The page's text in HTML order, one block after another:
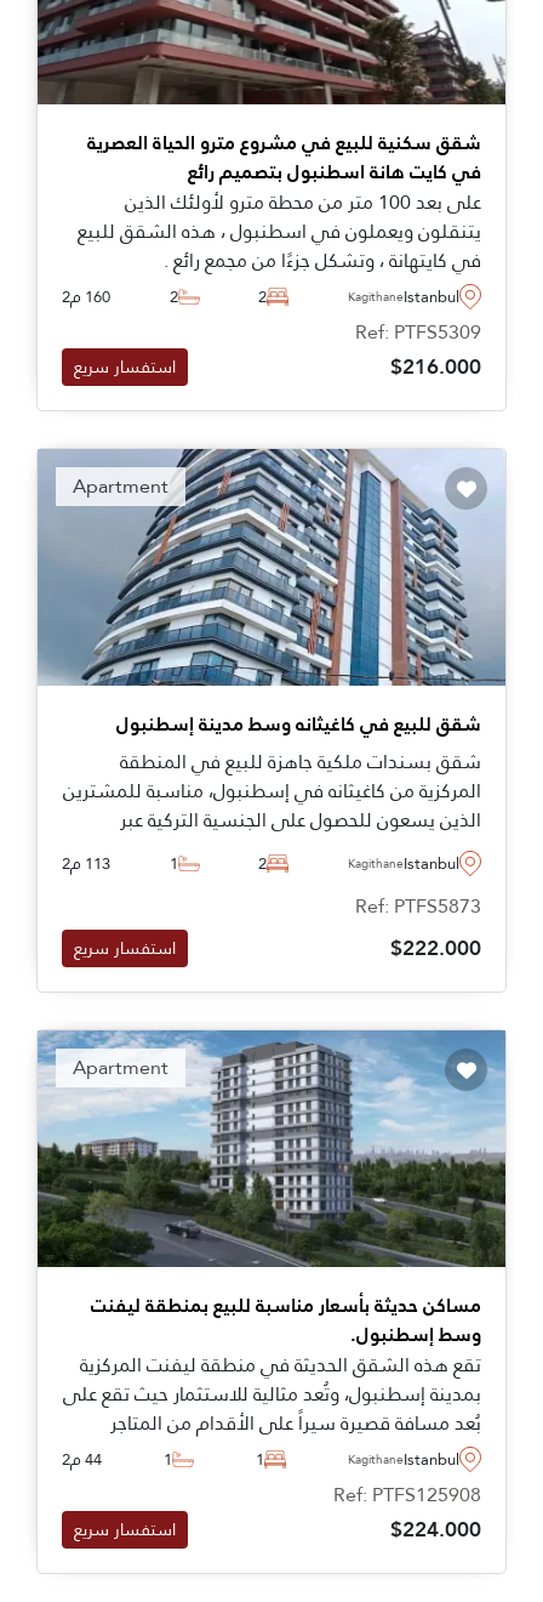
شقق سكنية للبيع في مشروع مترو الحياة العصرية
في كايت هانة اسطنبول بتصميم رائع
على بعد 100 متر من محطة مترو لأولئك الذين
يتنقلون ويعملون في اسطنبول ، هذه الشقق للبيع
في كايتهانة ، وتشكل جزءًا من مجمع رائع .
Istanbul
Kagithane
2
2 160 م2
Ref: PTFS5309
$216.000 استفسار سريع
Apartment
شقق للبيع في كاغيثانه وسط مدينة إسطنبول
شقق بسندات ملكية جاهزة للبيع في المنطقة
المركزية من كاغيثانه في إسطنبول، مناسبة للمشترين
الذين يسعون للحصول على الجنسية التركية عبر
الاستثمار وعلى بعد دقائق قليلة من وسائل النقل
والمرافق.
Istanbul
Kagithane
2
1 113 م2
Ref: PTFS5873
$222.000 استفسار سريع
Apartment
مساكن حديثة بأسعار مناسبة للبيع بمنطقة ليفنت
وسط إسطنبول.
تقع هذه الشقق الحديثة في منطقة ليفنت المركزية
بمدينة إسطنبول، وتُعد مثالية للاستثمار حيث تقع على
بُعد مسافة قصيرة سيراً على الأقدام من المتاجر
اليومية ووسائل النقل، بالإضافة الى أنها مناسبة
لتحقيق دخل إيجاري طويل الأمد أو للاستفادة من
إمكانيات التأجير عبر Airbnb.
Istanbul
Kagithane
1
1 44 م2
Ref: PTFS125908
$224.000 استفسار سريع